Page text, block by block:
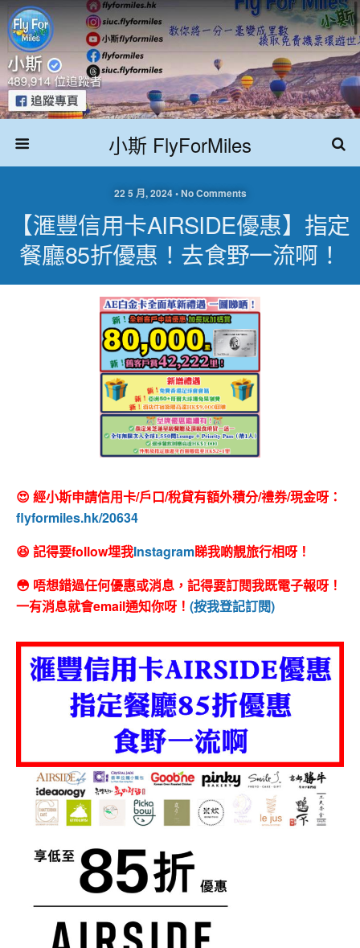
小斯 FlyForMiles
22 5 月, 2024 • No Comments
【滙豐信用卡AIRSIDE優惠】指定
餐廳85折優惠！去食野一流啊！
😍 經小斯申請信用卡/戶口/稅貸有額外積分/禮券/現金呀：
flyformiles.hk/20634
😆 記得要follow埋我Instagram睇我啲靚旅行相呀！
😳 唔想錯過任何優惠或消息，記得要訂閱我既電子報呀！
一有消息就會email通知你呀！ (按我登記訂閱)